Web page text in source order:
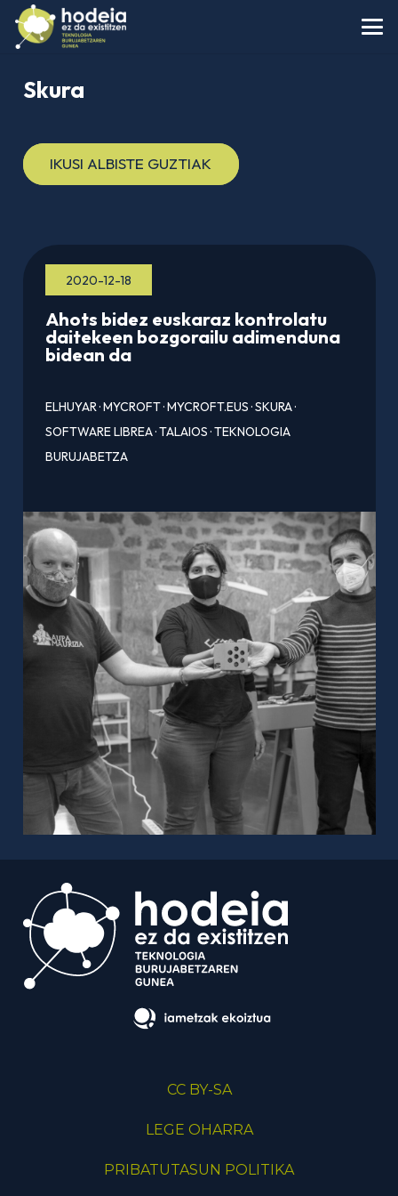
Skura
IKUSI ALBISTE GUZTIAK
2020-12-18
Ahots bidez euskaraz kontrolatu
daitekeen bozgorailu adimenduna
bidean da
ELHUYAR·MYCROFT·MYCROFT.EUS·SKURA·
SOFTWARE LIBREA·TALAIOS·TEKNOLOGIA
BURUJABETZA
CC BY-SA
LEGE OHARRA
PRIBATUTASUN POLITIKA